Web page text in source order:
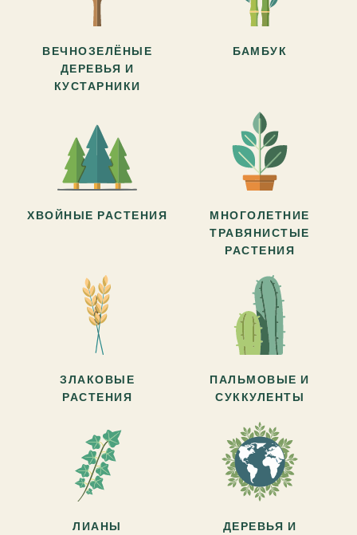
ВЕЧНОЗЕЛЁНЫЕ
ДЕРЕВЬЯ И
КУСТАРНИКИ
БАМБУК
ХВОЙНЫЕ РАСТЕНИЯ
МНОГОЛЕТНИЕ
ТРАВЯНИСТЫЕ
РАСТЕНИЯ
ЗЛАКОВЫЕ
РАСТЕНИЯ
ПАЛЬМОВЫЕ И
СУККУЛЕНТЫ
ЛИАНЫ
ДЕРЕВЬЯ И